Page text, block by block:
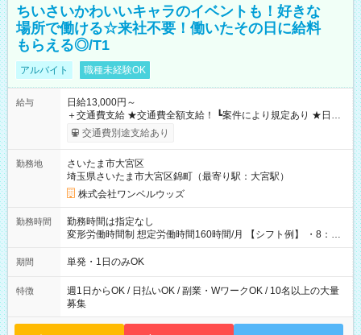
ちいさいかわいいキャラのイベントも！好きな
場所で働ける☆来社不要！働いたその日に給料
もらえる◎/T1
アルバイト 職種未経験OK
給与
日給13,000円～
＋交通費支給 ★交通費全額支給！ ┗案件により規定あり ★日払
いOK！（規定あり） ┗働いたその日に現金GET♪ お仕事後はコ
ンビニATMから 日払い分を引き落とせます！ 【試用期間】試
交通費別途支給あり
勤務地
さいたま市大宮区
埼玉県さいたま市大宮区錦町（最寄り駅：大宮駅）
株式会社ワンベルウッズ
勤務時間
勤務時間は指定なし
変形労働時間制 想定労働時間160時間/月 【シフト例】 ・8：00
～21：00
期間 単発・1日のみOK
特徴
週1日からOK / 日払いOK / 副業・WワークOK / 10名以上の大量
募集